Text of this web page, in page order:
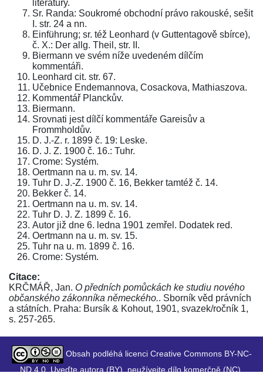
literatury.
Sr. Randa: Soukromé obchodní právo rakouské, sešit
I. str. 24 a nn.
Einführung; sr. též Leonhard (v Guttentagově sbírce),
č. X.: Der allg. Theil, str. II.
Biermann ve svém níže uvedeném dílčím
kommentáři.
Leonhard cit. str. 67.
Učebnice Endemannova, Cosackova, Mathiaszova.
Kommentář Planckův.
Biermann.
Srovnati jest dílčí kommentáře Gareisův a
Frommholdův.
D. J.-Z. r. 1899 č. 19: Leske.
D. J. Z. 1900 č. 16.: Tuhr.
Crome: Systém.
Oertmann na u. m. sv. 14.
Tuhr D. J.-Z. 1900 č. 16, Bekker tamtéž č. 14.
Bekker č. 14.
Oertmann na u. m. sv. 14.
Tuhr D. J. Z. 1899 č. 16.
Autor již dne 6. ledna 1901 zemřel. Dodatek red.
Oertmann na u. m. sv. 15.
Tuhr na u. m. 1899 č. 16.
Crome: Systém.
Citace:
KRČMÁŘ, Jan. O předních pomůckách ke studiu nového
občanského zákonníka německého.. Sborník věd právních
a státních. Praha: Bursík & Kohout, 1901, svazek/ročník 1,
s. 257-265.
Obsah podléhá licenci Creative Commons BY-NC-
ND 4.0. Uveďte autora (BY), neužívejte dílo komerčně (NC),